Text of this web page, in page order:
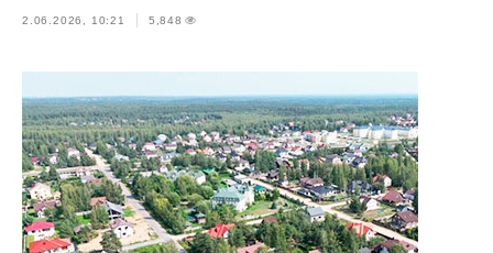
2.06.2026, 10:21 5,848